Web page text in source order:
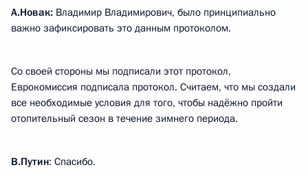
А.Новак: Владимир Владимирович, было принципиально
важно зафиксировать это данным протоколом.
Со своей стороны мы подписали этот протокол,
Еврокомиссия подписала протокол. Считаем, что мы создали
все необходимые условия для того, чтобы надёжно пройти
отопительный сезон в течение зимнего периода.
В.Путин: Спасибо.